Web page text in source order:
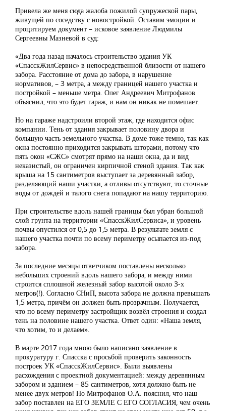
Привела же меня сюда жалоба пожилой супружеской пары,
живущей по соседству с новостройкой. Оставим эмоции и
процитируем документ – исковое заявление Людмилы
Сергеевны Мазневой в суд:
«Два года назад началось строительство здания УК
«СпасскЖилСервис» в непосредственной близости от нашего
забора. Расстояние от дома до забора, в нарушение
нормативов, – 3 метра, а между границей нашего участка и
постройкой – меньше метра. Олег Андреевич Митрофанов
объяснил, что это будет гараж, и нам он никак не помешает.
Но на гараже надстроили второй этаж, где находится офис
компании. Тень от здания закрывает половину двора и
большую часть земельного участка. В доме тоже темно, так как
окна постоянно приходится закрывать шторами, потому что
пять окон «СЖС» смотрят прямо на наши окна, да и вид
неказистый, он ограничен кирпичной стеной здания. Так как
крыша на 15 сантиметров выступает за деревянный забор,
разделяющий наши участки, а отливы отсутствуют, то сточные
воды от дождей и талого снега попадают на нашу территорию.
При строительстве вдоль нашей границы был убран большой
слой грунта на территории «СпасскЖилСервиса», и уровень
почвы опустился от 0,5 до 1,5 метра. В результате земля с
нашего участка почти по всему периметру осыпается из-под
забора.
За последние месяцы ответчиком поставлены несколько
небольших строений вдоль нашего забора, и между ними
строится сплошной железный забор высотой около 3-х
метров(!). Согласно СНиП, высота забора не должна превышать
1,5 метра, причём он должен быть прозрачным. Получается,
что по всему периметру застройщик возвёл строения и создал
тень на половине нашего участка. Ответ один: «Наша земля,
что хотим, то и делаем».
В марте 2017 года мною было написано заявление в
прокуратуру г. Спасска с просьбой проверить законность
построек УК «СпасскЖилСервис». Были выявлены
расхождения с проектной документацией: между деревянным
забором и зданием – 85 сантиметров, хотя должно быть не
менее двух метров! Но Митрофанов О.А. пояснил, что наш
забор поставлен на ЕГО ЗЕМЛЕ С ЕГО СОГЛАСИЯ, чем очень